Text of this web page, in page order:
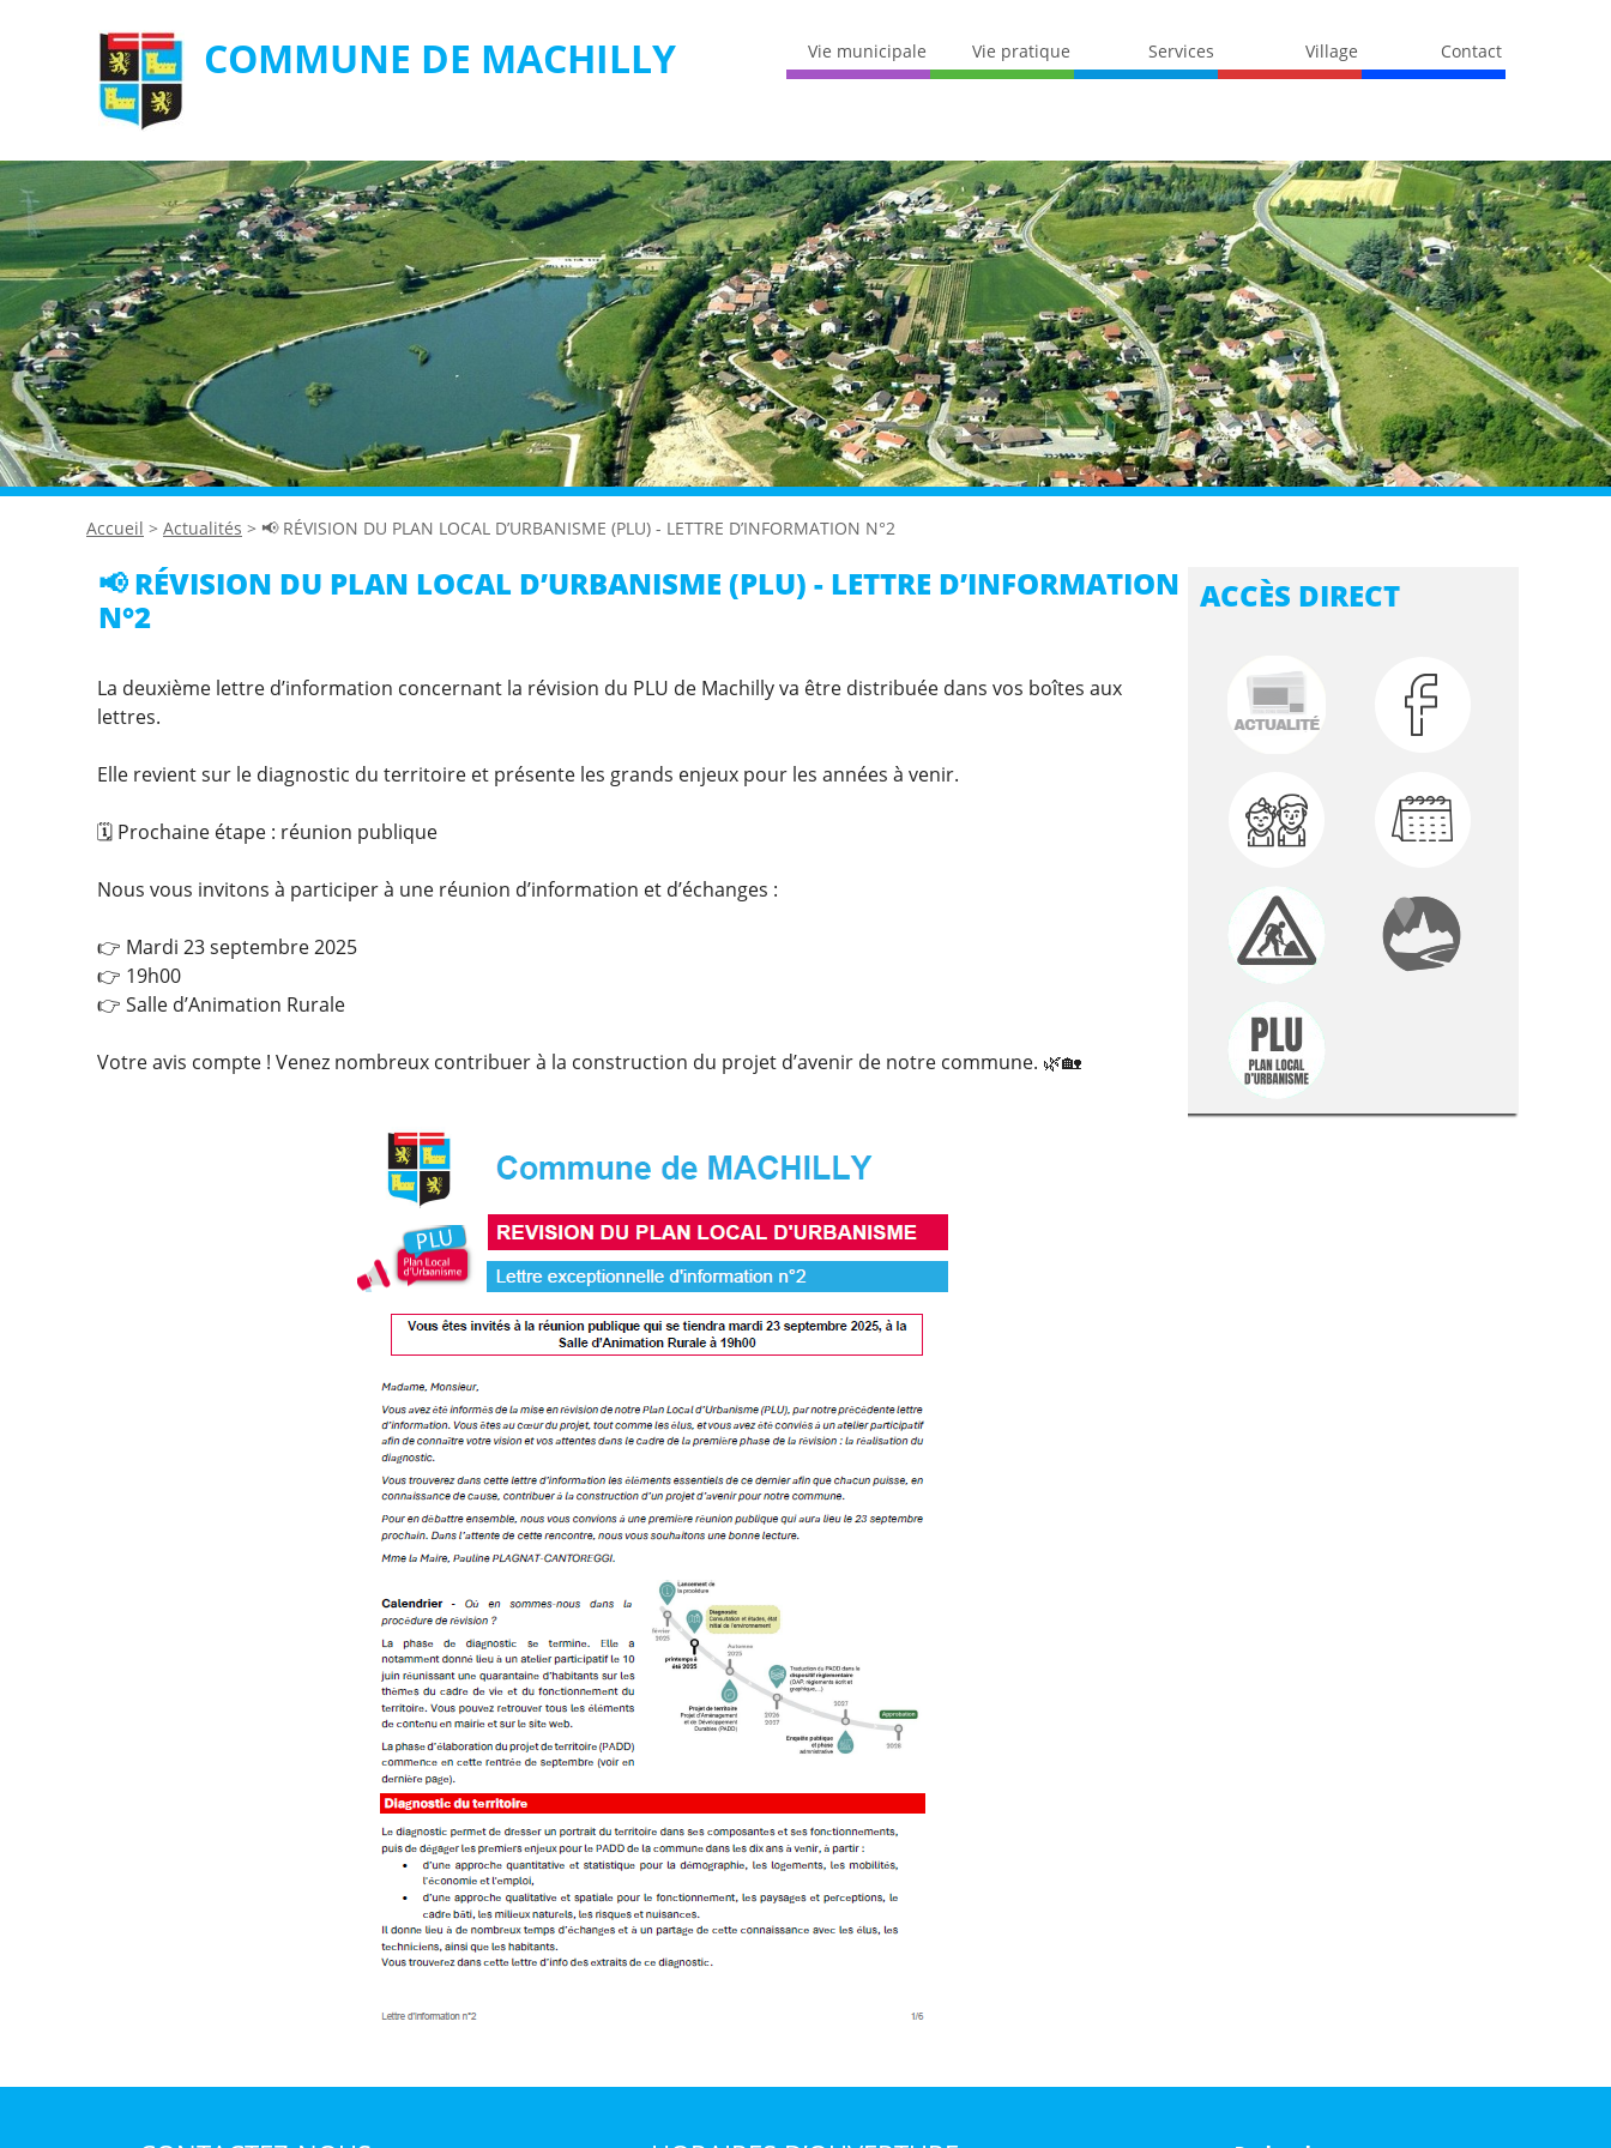
COMMUNE DE MACHILLY Vie municipale Vie pratique Services Village Contact
Accueil > Actualités > 📢 RÉVISION DU PLAN LOCAL D’URBANISME (PLU) - LETTRE D’INFORMATION N°2
📢 RÉVISION DU PLAN LOCAL D’URBANISME (PLU) - LETTRE D’INFORMATION
N°2
La deuxième lettre d’information concernant la révision du PLU de Machilly va être distribuée dans vos boîtes aux
lettres.
Elle revient sur le diagnostic du territoire et présente les grands enjeux pour les années à venir.
🗓 Prochaine étape : réunion publique
Nous vous invitons à participer à une réunion d’information et d’échanges :
👉 Mardi 23 septembre 2025
👉 19h00
👉 Salle d’Animation Rurale
Votre avis compte ! Venez nombreux contribuer à la construction du projet d’avenir de notre commune. 🌿🏡
ACCÈS DIRECT